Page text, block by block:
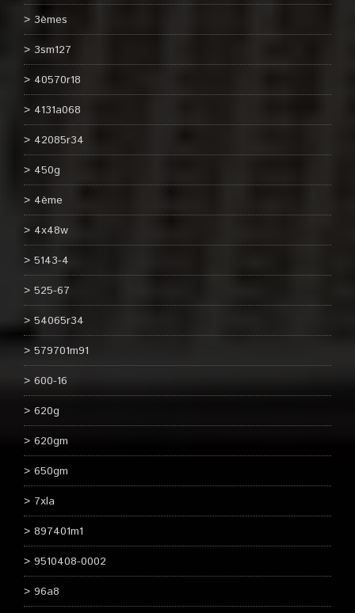
3èmes
3sm127
40570r18
4131a068
42085r34
450g
4ème
4x48w
5143-4
525-67
54065r34
579701m91
600-16
620g
620gm
650gm
7xla
897401m1
9510408-0002
96a8